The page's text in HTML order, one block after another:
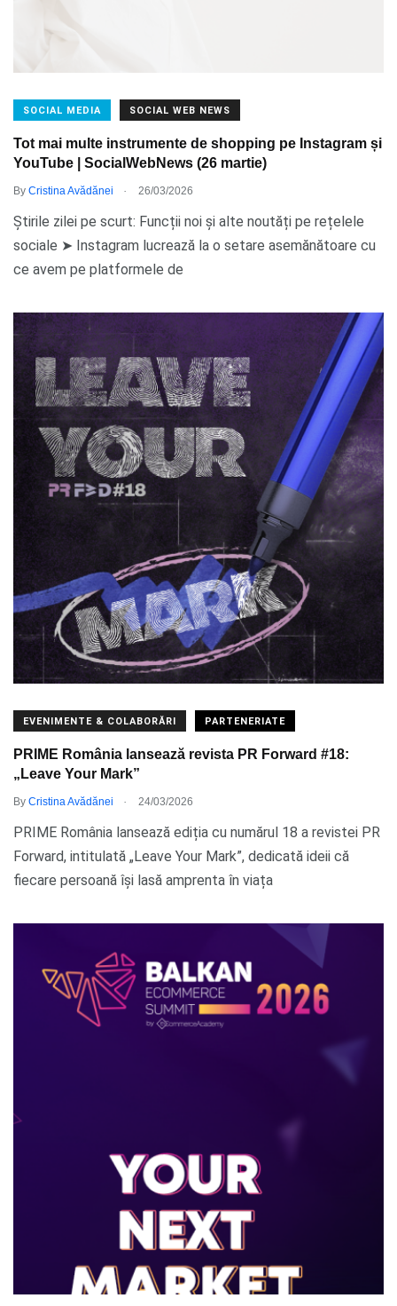
SOCIAL MEDIA SOCIAL WEB NEWS
Tot mai multe instrumente de shopping pe Instagram și
YouTube | SocialWebNews (26 martie)
By Cristina Avădănei . 26/03/2026
Știrile zilei pe scurt: Funcții noi și alte noutăți pe rețelele
sociale ➤ Instagram lucrează la o setare asemănătoare cu
ce avem pe platformele de
EVENIMENTE & COLABORĂRI PARTENERIATE
PRIME România lansează revista PR Forward #18:
„Leave Your Mark”
By Cristina Avădănei . 24/03/2026
PRIME România lansează ediția cu numărul 18 a revistei PR
Forward, intitulată „Leave Your Mark”, dedicată ideii că
fiecare persoană își lasă amprenta în viața